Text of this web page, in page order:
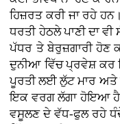
ਹਿਜ਼ਰਤ ਕਰੀ ਜਾ ਰਹੇ
ਧਰਤੀ ਹੇਠਲੇ ਪਾਣੀ ਦਾ
ਪੱਧਰ ਤੇ ਬੇਰੁਜ਼ਗਾਰੀ ਹੋਣ
ਦੁਨੀਆ ਵਿੱਚ ਪ੍ਰਵੇਸ਼ ਕਰ
ਪੂਰਤੀ ਲਈ ਲੁੱਟ ਮਾਰ ਅਤੇ
ਇਕ ਵਰਗ ਲੱਗਾ ਹੋਇਆ
ਵਸੂਲਣ ਦੇ ਵੱਧ-ਫੁਲ ਰਹੇ ਧੰਦੇ